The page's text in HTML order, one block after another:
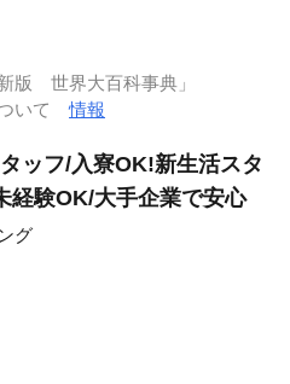
版 世界大百科事典」
ついて情報
ッフ/入寮OK!新生活スタ
経験OK/大手企業で安心
グ